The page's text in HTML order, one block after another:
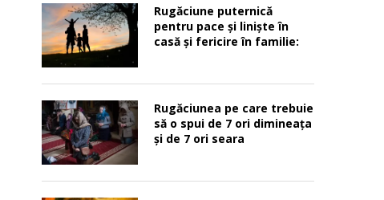
Rugăciune puternică
pentru pace şi linişte în
casă şi fericire în familie:
Rugăciunea pe care trebuie
să o spui de 7 ori dimineața
și de 7 ori seara